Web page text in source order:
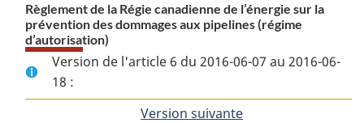
Règlement de la Régie canadienne de l’énergie sur la
prévention des dommages aux pipelines (régime
d’autorisation)
Version de l'article 6 du 2016-06-07 au 2016-06-
18 :
Version suivante